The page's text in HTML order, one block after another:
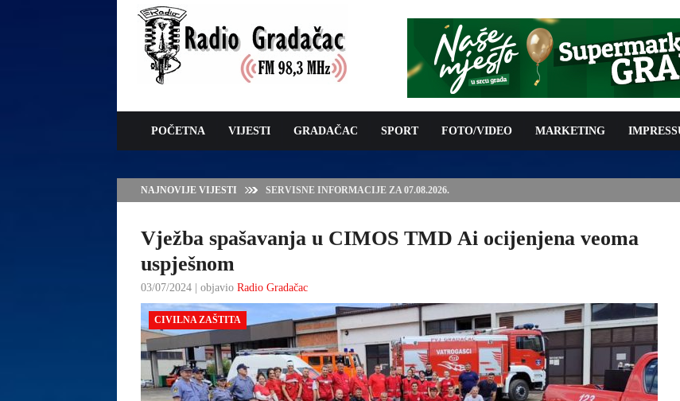
POČETNA VIJESTI GRADAČAC SPORT FOTO/VIDEO MARKETING
NAJNOVIJE VIJESTI
VLADA TK – POTPISAN UGOVOR: 6,9 MILIONA KM ZA VODOSNABDIJEVANJE
GRADAČCA
Vježba spašavanja u CIMOS TMD Ai ocijenjena veoma
uspješnom
03/07/2024 | objavio Radio Gradačac
CIVILNA ZAŠTITA